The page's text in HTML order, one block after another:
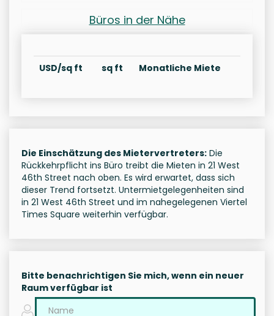
Büros in der Nähe
USD/sq ft sq ft Monatliche Miete
Die Einschätzung des Mietervertreters: Die
Rückkehrpflicht ins Büro treibt die Mieten in 21 West
46th Street nach oben. Es wird erwartet, dass sich
dieser Trend fortsetzt. Untermietgelegenheiten sind
in 21 West 46th Street und im nahegelegenen Viertel
Times Square weiterhin verfügbar.
Bitte benachrichtigen Sie mich, wenn ein neuer
Raum verfügbar ist